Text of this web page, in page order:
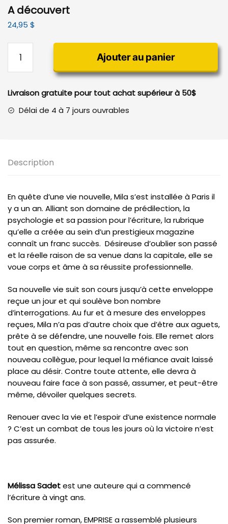
A découvert
24,95 $
A
Ajouter au panier
Livraison gratuite pour tout achat supérieur à 50$
Délai de 4 à 7 jours ouvrables
Description
En quête d’une vie nouvelle, Mila s’est installée à Paris il
y a un an. Alliant son domaine de prédilection, la
psychologie et sa passion pour l’écriture, la rubrique
qu’elle a créée au sein d’un prestigieux magazine
connaît un franc succès. Désireuse d’oublier son passé
et la réelle raison de sa venue dans la capitale, elle se
voue corps et âme à sa réussite professionnelle.
Sa nouvelle vie suit son cours jusqu’à cette enveloppe
reçue un jour et qui soulève bon nombre
d’interrogations. Au fur et à mesure des enveloppes
reçues, Mila n’a pas d’autre choix que d’être aux aguets,
prête à se défendre, une nouvelle fois. Elle remet alors
tout en question, même sa rencontre avec son
nouveau collègue, pour lequel la méfiance avait laissé
place au désir. Contre toute attente, elle devra à
nouveau faire face à son passé, assumer, et peut-être
même, dévoiler quelques secrets.
Renouer avec la vie et l’espoir d’une existence normale
? C’est un combat de tous les jours où la victoire n’est
pas assurée.
Mélissa Sadetest une auteure qui a commencé
l’écriture à vingt ans.
Son premier roman, EMPRISE a rassemblé plusieurs